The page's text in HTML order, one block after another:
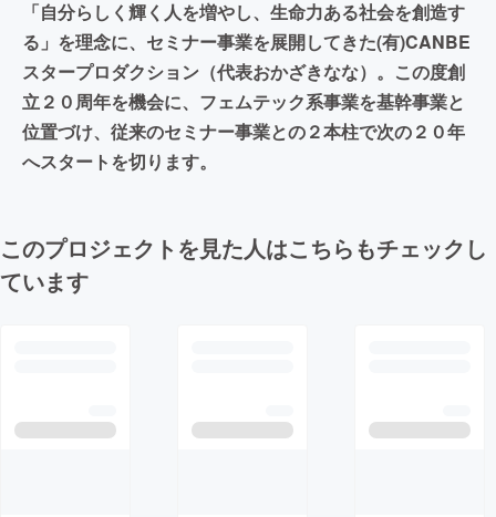
「自分らしく輝く人を増やし、生命力ある社会を創造す
る」を理念に、セミナー事業を展開してきた(有)CANBE
スタープロダクション（代表おかざきなな）。この度創
立２０周年を機会に、フェムテック系事業を基幹事業と
位置づけ、従来のセミナー事業との２本柱で次の２０年
へスタートを切ります。
このプロジェクトを見た人はこちらもチェックし
ています